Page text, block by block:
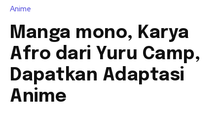
Anime
Manga mono, Karya
Afro dari Yuru Camp,
Dapatkan Adaptasi
Anime